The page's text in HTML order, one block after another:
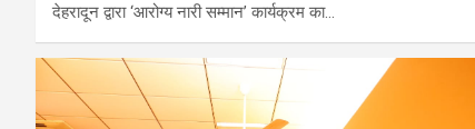
देहरादून द्वारा ‘आरोग्य नारी सम्मान’ कार्यक्रम का…